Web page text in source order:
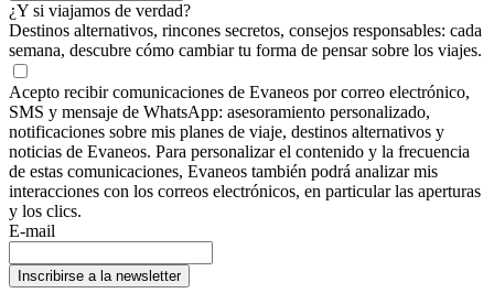
¿Y si viajamos de verdad?
Destinos alternativos, rincones secretos, consejos responsables: cada
semana, descubre cómo cambiar tu forma de pensar sobre los viajes.
Acepto recibir comunicaciones de Evaneos por correo electrónico,
SMS y mensaje de WhatsApp: asesoramiento personalizado,
notificaciones sobre mis planes de viaje, destinos alternativos y
noticias de Evaneos. Para personalizar el contenido y la frecuencia
de estas comunicaciones, Evaneos también podrá analizar mis
interacciones con los correos electrónicos, en particular las aperturas
y los clics.
E-mail
Inscribirse a la newsletter